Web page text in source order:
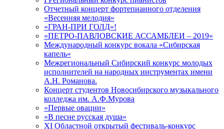
Отчетный концерт фортепианного отделения
«Весенняя мелодия»
«ГРАН-ПРИ ГОЛД»!
«ПЕТРО-ПАВЛОВСКИЕ АССАМБЛЕИ – 2019»
Международный конкурс вокала «Сибирская
капель»
Межрегиональный Сибирский конкурс молодых
исполнителей на народных инструментах имени
А.Н. Романова.
Концерт студентов Новосибирского музыкального
колледжа им. А.Ф.Мурова
«Первые овации»
«В песне русская душа»
XI Областной открытый фестиваль-конкурс